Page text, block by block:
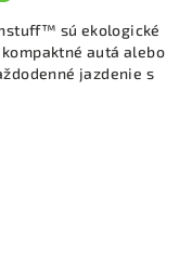
sú ekologické
autá alebo
jazdenie s